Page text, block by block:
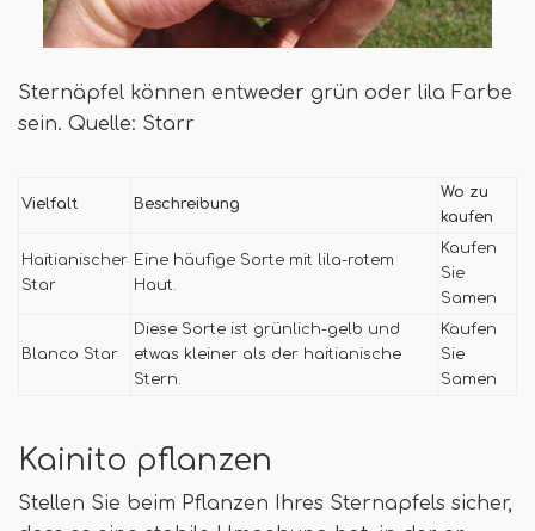
Sternäpfel können entweder grün oder lila Farbe
sein. Quelle: Starr
Vielfalt Beschreibung
Wo zu
kaufen
Haitianischer
Star
Eine häufige Sorte mit lila-rotem
Haut.
Kaufen
Sie
Samen
Blanco Star
Diese Sorte ist grünlich-gelb und
etwas kleiner als der haitianische
Stern.
Kaufen
Sie
Samen
Kainito pflanzen
Stellen Sie beim Pflanzen Ihres Sternapfels sicher,